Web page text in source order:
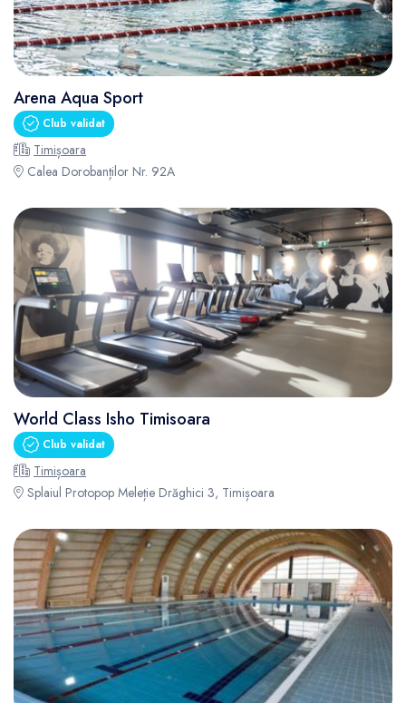
Arena Aqua Sport
Club validat
Timișoara
Calea Dorobanților Nr. 92A
World Class Isho Timisoara
Club validat
Timișoara
Splaiul Protopop Meleție Drăghici 3, Timișoara